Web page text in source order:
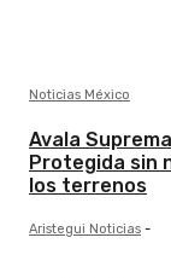
Noticias México
Avala
Protegida sin
los terrenos
Aristegui Noticias -